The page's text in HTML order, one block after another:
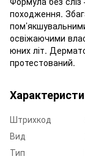
походження.
освіжаючими
юних літ.
протестований.
Штрихкод
Вид
Тип